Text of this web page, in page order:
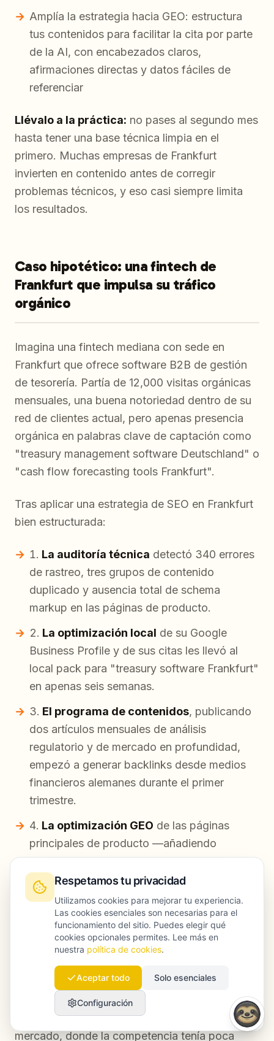
Amplía la estrategia hacia GEO: estructura
tus contenidos para facilitar la cita por parte
de la AI, con encabezados claros,
afirmaciones directas y datos fáciles de
referenciar
Llévalo a la práctica: no pases al segundo mes
hasta tener una base técnica limpia en el
primero. Muchas empresas de Frankfurt
invierten en contenido antes de corregir
problemas técnicos, y eso casi siempre limita
los resultados.
Caso hipotético: una fintech de
Frankfurt que impulsa su tráfico
orgánico
Imagina una fintech mediana con sede en
Frankfurt que ofrece software B2B de gestión
de tesorería. Partía de 12,000 visitas orgánicas
mensuales, una buena notoriedad dentro de su
red de clientes actual, pero apenas presencia
orgánica en palabras clave de captación como
"treasury management software Deutschland" o
"cash flow forecasting tools Frankfurt".
Tras aplicar una estrategia de SEO en Frankfurt
bien estructurada:
La auditoría técnica detectó 340 errores
de rastreo, tres grupos de contenido
duplicado y ausencia total de schema
markup en las páginas de producto.
La optimización local de su Google
Business Profile y de sus citas les llevó al
local pack para "treasury software Frankfurt"
en apenas seis semanas.
El programa de contenidos, publicando
dos artículos mensuales de análisis
regulatorio y de mercado en profundidad,
empezó a generar backlinks desde medios
financieros alemanes durante el primer
trimestre.
La optimización GEO de las páginas
principales de producto —añadiendo
afirmaciones factuales directas, secciones
FAQ estructuradas y definiciones claras—
hizo que sus contenidos aparecieran citados
en AI Overviews para varias búsquedas
objetivo.
En el noveno mes, el tráfico orgánico había
crecido de forma notable, con las mayores
subidas concentradas en búsquedas long tail
relacionadas con regulación e investigación de
mercado, donde la competencia tenía poca
Respetamos tu privacidad
Utilizamos cookies para mejorar tu experiencia.
Las cookies esenciales son necesarias para el
funcionamiento del sitio. Puedes elegir qué
cookies opcionales permites. Lee más en
nuestra política de cookies.
Aceptar todo Solo esenciales
Configuración